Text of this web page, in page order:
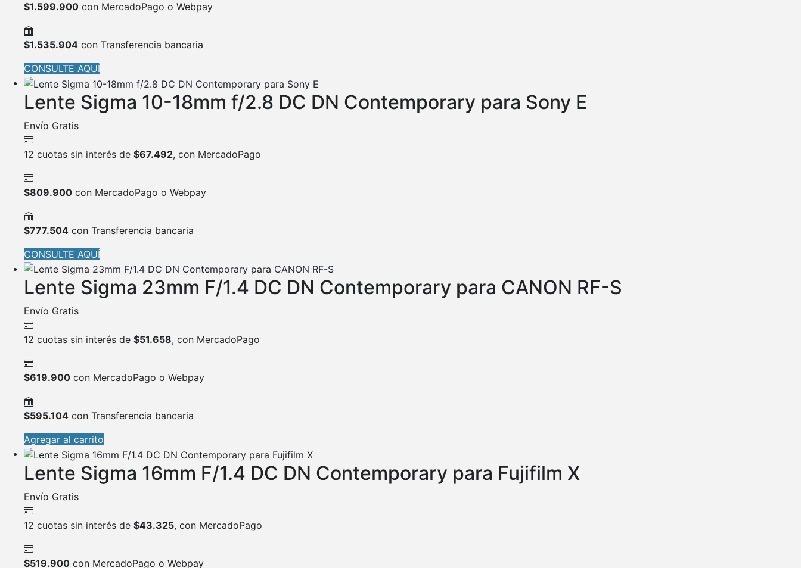
$1.599.900 con MercadoPago o Webpay
$1.535.904 con Transferencia bancaria
CONSULTE AQUÍ
Lente Sigma 10-18mm f/2.8 DC DN Contemporary para Sony E
Envío Gratis
12 cuotas sin interés de $67.492, con MercadoPago
$809.900 con MercadoPago o Webpay
$777.504 con Transferencia bancaria
CONSULTE AQUÍ
Lente Sigma 23mm F/1.4 DC DN Contemporary para CANON RF-S
Envío Gratis
12 cuotas sin interés de $51.658, con MercadoPago
$619.900 con MercadoPago o Webpay
$595.104 con Transferencia bancaria
Agregar al carrito
Lente Sigma 16mm F/1.4 DC DN Contemporary para Fujifilm X
Envío Gratis
12 cuotas sin interés de $43.325, con MercadoPago
$519.900 con MercadoPago o Webpay